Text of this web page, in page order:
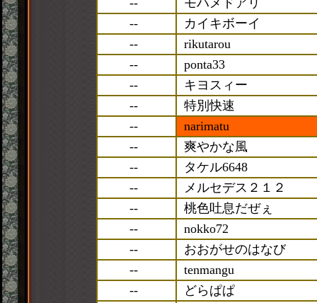
--
モハメドアリ
--
カイキボーイ
--
rikutarou
--
ponta33
--
キヨスィー
--
特別快速
--
narimatu
--
爽やかな風
--
タケル6648
--
メルセデス２１２
--
桃色吐息だぜぇ
--
nokko72
--
おおがせのはなび
--
tenmangu
--
どらぱぱ